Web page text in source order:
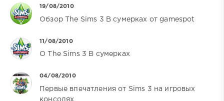
19/08/2010
Обзор The Sims 3 В сумерках от gamespot
11/08/2010
О The Sims 3 В сумерках
04/08/2010
Первые впечатления от Sims 3 на игровых
консолях